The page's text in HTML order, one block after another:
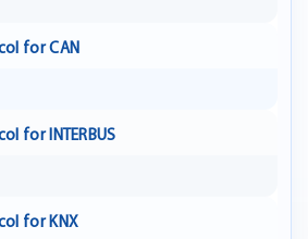
for CAN
for INTERBUS
for KNX